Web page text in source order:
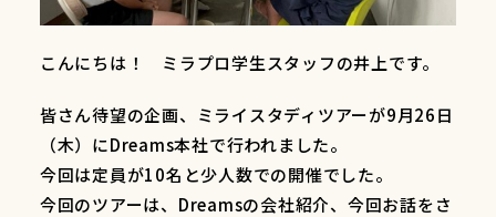
こんにちは！ ミラプロ学生スタッフの井上です。
皆さん待望の企画、ミライスタディツアーが9月26日
（木）にDreams本社で行われました。
今回は定員が10名と少人数での開催でした。
今回のツアーは、Dreamsの会社紹介、今回お話をさ